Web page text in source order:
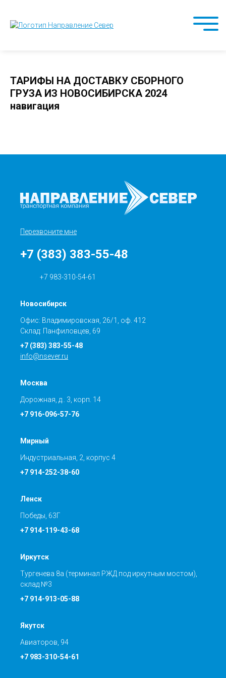
ТАРИФЫ НА ДОСТАВКУ СБОРНОГО
ГРУЗА ИЗ НОВОСИБИРСКА 2024
навигация
Перезвоните мне
+7 (383) 383-55-48
+7 983-310-54-61
Новосибирск
Офис: Владимировская, 26/1, оф. 412
Склад: Панфиловцев, 69
+7 (383) 383-55-48
info@nsever.ru
Москва
Дорожная, д.. 3, корп. 14
+7 916-096-57-76
Мирный
Индустриальная, 2, корпус 4
+7 914-252-38-60
Ленск
Победы, 63Г
+7 914-119-43-68
Иркутск
Тургенева 8а (терминал РЖД под иркутным мостом),
склад №3
+7 914-913-05-88
Якутск
Авиаторов, 94
+7 983-310-54-61